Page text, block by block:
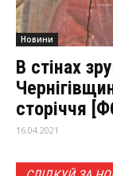
Новини
В стінах
сторіччя
16.04.2021